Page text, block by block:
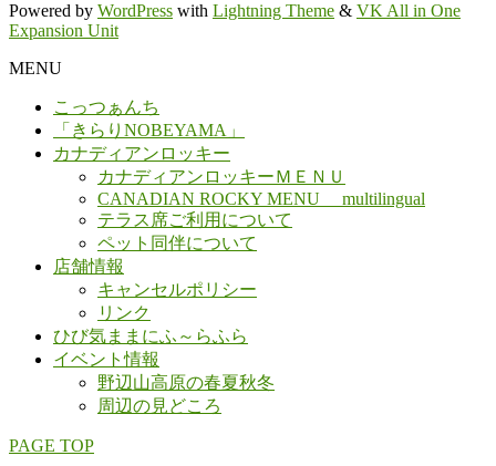
Powered by WordPress with Lightning Theme & VK All in One
Expansion Unit
MENU
こっつぁんち
「きらりNOBEYAMA」
カナディアンロッキー
カナディアンロッキーＭＥＮＵ
CANADIAN ROCKY MENU multilingual
テラス席ご利用について
ペット同伴について
店舗情報
キャンセルポリシー
リンク
ひび気ままにふ～らふら
イベント情報
野辺山高原の春夏秋冬
周辺の見どころ
PAGE TOP